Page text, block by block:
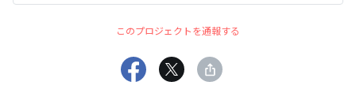
このプロジェクトを通報する